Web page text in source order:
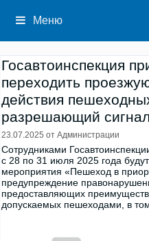
содержимому
Меню
Госавтоинспекция
переходить
действия
разрешающий
23.07.2025 от Администрации
Сотрудниками
с 28 по 31 июля 2025 года
мероприятия «Пешеход в
предупреждение
предоставляющих
допускаемых пешеходами, в